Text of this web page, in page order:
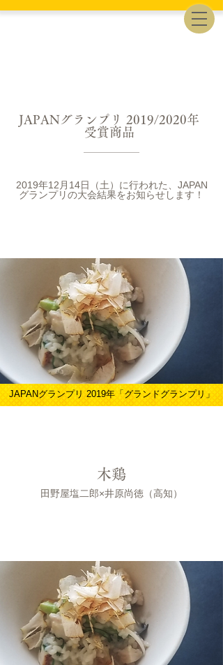
JAPANグランプリ 2019/2020年
受賞商品
2019年12月14日（土）に行われた、JAPAN
グランプリの大会結果をお知らせします！
JAPANグランプリ 2019年「グランドグランプリ」
木鶏
田野屋塩二郎×井原尚徳（高知）